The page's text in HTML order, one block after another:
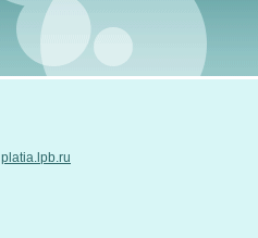
platia.lpb.ru